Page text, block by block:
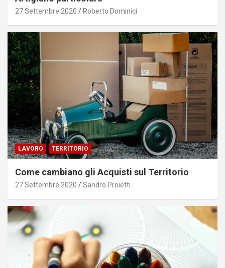
27 Settembre 2020 Roberto Dominici
LAVORO TERRITORIO
Come cambiano gli Acquisti sul Territorio
27 Settembre 2020 Sandro Proietti